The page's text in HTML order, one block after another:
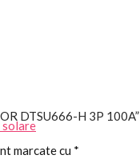
solare
DTSU666-H 3P 100A”
marcate cu *